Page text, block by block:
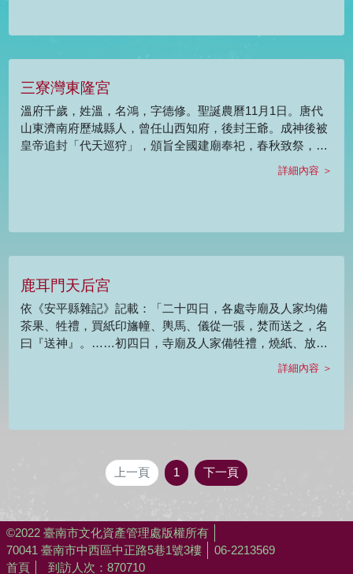
洋中危急，不得近岸則為之。」昔日船員或郊商或進出口商
都信奉水仙王，並於主要港口建立廟宇奉祀，每年農曆十月
三寮灣東隆宮
溫府千歲，姓溫，名鴻，字德修。聖誕農曆11月1日。唐代
山東濟南府歷城縣人，曾任山西知府，後封王爺。成神後被
皇帝追封「代天巡狩」，頒旨全國建廟奉祀，春秋致祭，永
享人間香火。並下旨建「巨船」，名曰「溫王船」。又在王
詳細內容 ＞
鹿耳門天后宮
依《安平縣雜記》記載：「二十四日，各處寺廟及人家均備
茶果、牲禮，買紙印旛幢、輿馬、儀從一張，焚而送之，名
曰『送神』。……初四日，寺廟及人家備牲禮，燒紙、放爆
竹以祀神，名曰『接神』。」 可知習俗上農曆12月24日
『送神』，送神上天述職，稟報人間善惡，至正月初四『接
詳細內容 ＞
上一頁 1 下一頁
©2022 臺南市文化資產管理處版權所有
70041 臺南市中西區中正路5巷1號3樓
06-2213569
首頁
到訪人次：870710